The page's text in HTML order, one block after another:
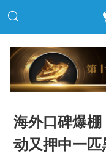
海外口碑爆
动又押中一匹